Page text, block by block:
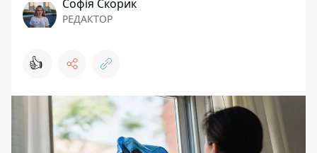
Софія Скорик
РЕДАКТОР
👍